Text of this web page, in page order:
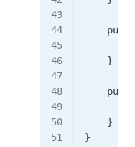
    }
    }
}